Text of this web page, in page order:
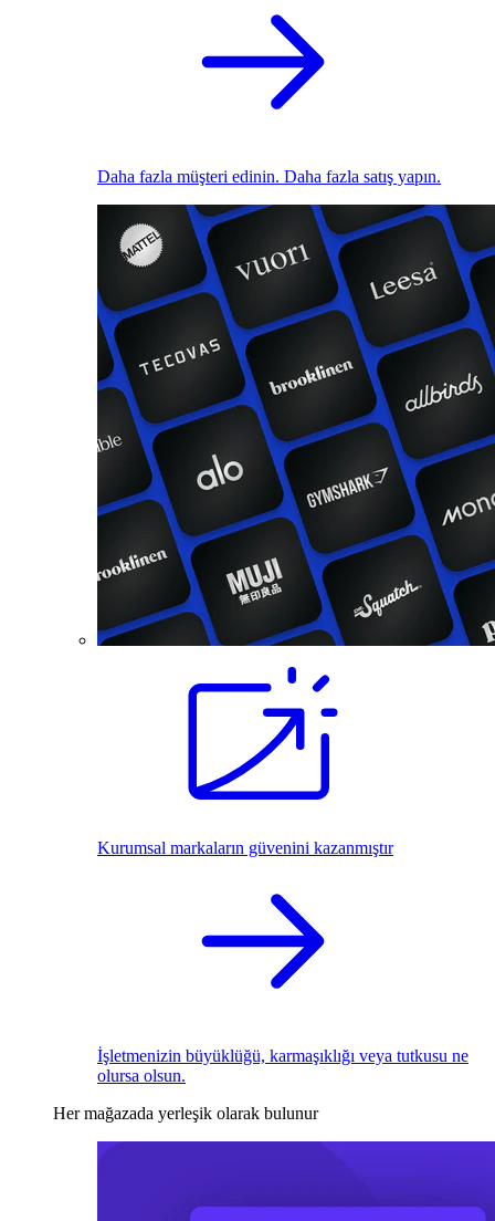
Daha fazla müşteri edinin. Daha fazla satış yapın.
Kurumsal markaların güvenini kazanmıştır
İşletmenizin büyüklüğü, karmaşıklığı veya tutkusu ne
olursa olsun.
Her mağazada yerleşik olarak bulunur